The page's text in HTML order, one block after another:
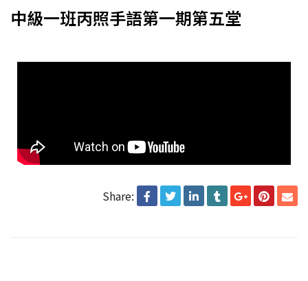
中級一班丙照手語第一期第五堂
Share: